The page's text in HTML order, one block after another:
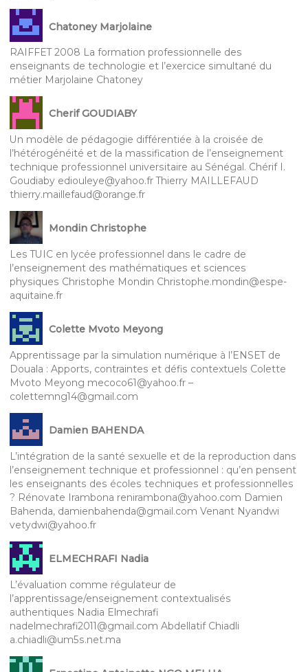
Chatoney Marjolaine
RAIFFET 2008 La formation professionnelle des
enseignants de technologie et l’exercice simultané du
métier Marjolaine Chatoney
Cherif GOUDIABY
Un modèle de pédagogie différentiée à la croisée de
l’hétérogénéité et de la massification de l’enseignement
technique professionnel universitaire au Sénégal. Chérif I.
Goudiaby ediouleye@yahoo.fr Thierry MAILLEFAUD
thierry.maillefaud@orange.fr
Mondin Christophe
Les TUIC en lycée professionnel dans le cadre de
l’enseignement des mathématiques et sciences
physiques Christophe Mondin Christophe.mondin@espe-
aquitaine.fr
Colette Mvoto Meyong
Apprentissage par la simulation numérique à l’ENSET de
Douala : Apports, contraintes et défis contextuels Colette
Mvoto Meyong mecoco61@yahoo.fr –
colettemng14@gmail.com
Damien BAHENDA
L’intégration de la santé sexuelle et de la reproduction dans
l’enseignement technique et professionnel : qu’en pensent
les enseignants des écoles techniques et professionnelles
? Rénovate Irambona renirambona@yahoo.com Damien
Bahenda, damienbahenda@gmail.com Venant Nyandwi
vetydwi@yahoo.fr
ELMECHRAFI Nadia
L’évaluation comme régulateur de
l’apprentissage/enseignement contextualisés
authentiques Nadia Elmechrafi
nadelmechrafi2011@gmail.com Abdellatif Chiadli
a.chiadli@um5s.net.ma